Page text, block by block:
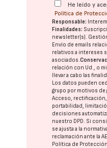
He leído y
Política de
Responsable:
Finalidades:
newsletter(s).
Envío de emails
relativos a intereses
asociados.
relación con Ud., o
llevar a cabo las
Los datos pueden
grupo por motivos
Acceso,
portabilidad,
decisiones
nuestro DPD. Si
se ajusta a la
reclamación ante la
Política de